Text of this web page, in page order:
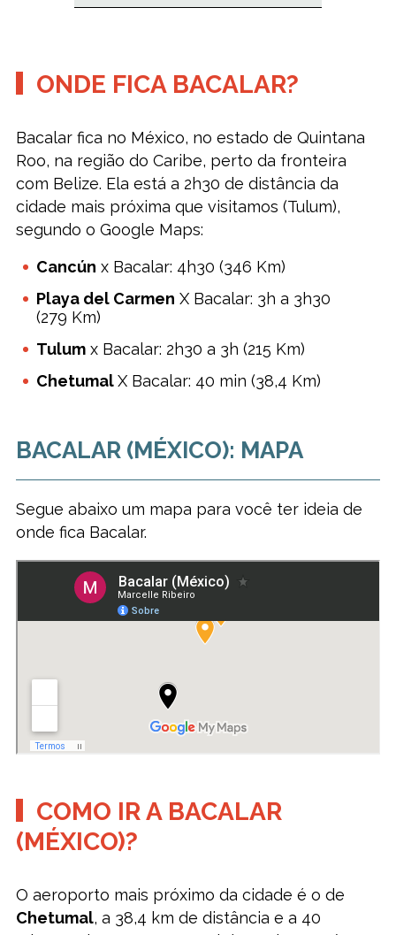
ONDE FICA BACALAR?
Bacalar fica no México, no estado de Quintana
Roo, na região do Caribe, perto da fronteira
com Belize. Ela está a 2h30 de distância da
cidade mais próxima que visitamos (Tulum),
segundo o Google Maps:
Cancún x Bacalar: 4h30 (346 Km)
Playa del Carmen X Bacalar: 3h a 3h30
(279 Km)
Tulumx Bacalar: 2h30 a 3h (215 Km)
ChetumalX Bacalar: 40 min (38,4 Km)
BACALAR (MÉXICO): MAPA
Segue abaixo um mapa para você ter ideia de
onde fica Bacalar.
COMO IR A BACALAR
(MÉXICO)?
O aeroporto mais próximo da cidade é o de
Chetumal, a 38,4 km de distância e a 40